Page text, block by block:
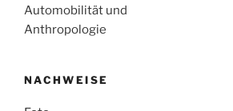
Automobilität und
Anthropologie
NACHWEISE